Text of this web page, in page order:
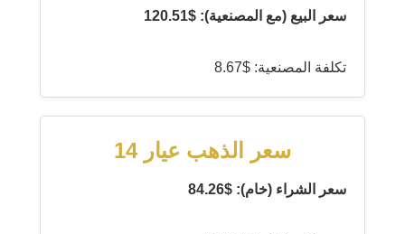
سعر البيع (مع المصنعية): $120.51
تكلفة المصنعية: $8.67
سعر الذهب عيار 14
سعر الشراء (خام): $84.26